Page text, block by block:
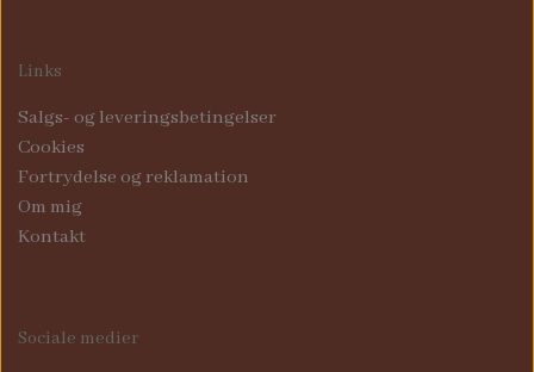
Links
Salgs- og leveringsbetingelser
Cookies
Fortrydelse og reklamation
Om mig
Kontakt
Sociale medier